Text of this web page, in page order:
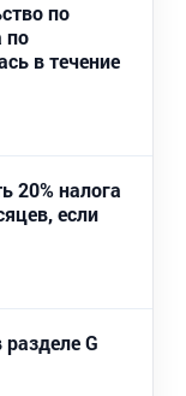
по
по
в течение
20% налога
если
G